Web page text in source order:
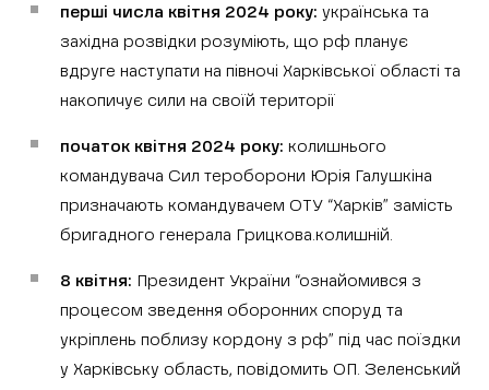
перші числа квітня 2024 року: українська та
західна розвідки розуміють, що рф планує
вдруге наступати на півночі Харківської області та
накопичує сили на своїй території
початок квітня 2024 року: колишнього
командувача Сил тероборони Юрія Галушкіна
призначають командувачем ОТУ “Харків” замість
бригадного генерала Грицкова.колишній.
8 квітня: Президент України “ознайомився з
процесом зведення оборонних споруд та
укріплень поблизу кордону з рф” під час поїздки
у Харківську область, повідомить ОП. Зеленський